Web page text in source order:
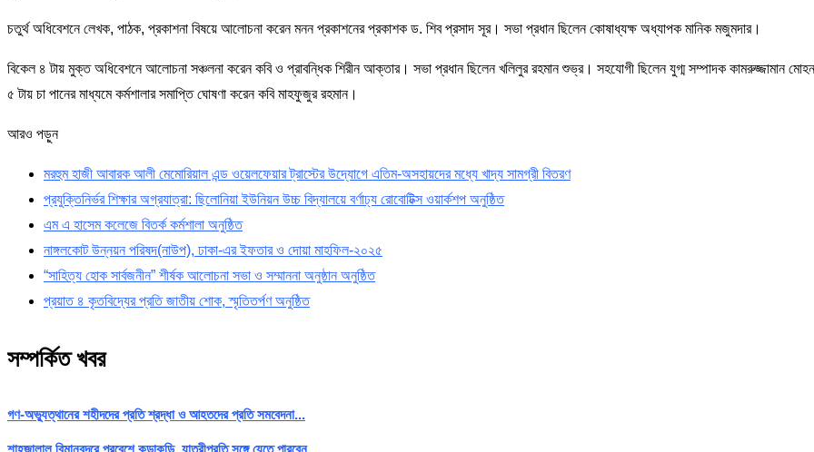
চতুর্থ অধিবেশনে লেখক, পাঠক, প্রকাশনা বিষয়ে আলোচনা করেন মনন প্রকাশনের প্রকাশক ড. শিব প্রসাদ সূর। সভা প্রধান ছিলেন কোষাধ্যক্ষ অধ্যাপক মানিক মজুমদার।
বিকেল ৪ টায় মুক্ত অধিবেশনে আলোচনা সঞ্চলনা করেন কবি ও প্রাবন্ধিক শিরীন আক্তার। সভা প্রধান ছিলেন খলিলুর রহমান শুভ্র। সহযোগী ছিলেন যুগ্ম সম্পাদক কামরুজ্জামান
৫ টায় চা পানের মাধ্যমে কর্মশালার সমাপ্তি ঘোষণা করেন কবি মাহফুজুর রহমান।
আরও পড়ুন
মরহুম হাজী আবারক আলী মেমোরিয়াল এন্ড ওয়েলফেয়ার ট্রাস্টের উদ্যোগে এতিম-অসহায়দের মধ্যে খাদ্য সামগ্রী বিতরণ
প্রযুক্তিনির্ভর শিক্ষার অগ্রযাত্রা: ছিলোনিয়া ইউনিয়ন উচ্চ বিদ্যালয়ে বর্ণাঢ্য রোবোটিক্স ওয়ার্কশপ অনুষ্ঠিত
এম এ হাসেম কলেজে বিতর্ক কর্মশালা অনুষ্ঠিত
নাঙ্গলকোট উন্নয়ন পরিষদ(নাউপ), ঢাকা-এর ইফতার ও দোয়া মাহফিল-২০২৫
“সাহিত্য হোক সার্বজনীন” শীর্ষক আলোচনা সভা ও সম্মাননা অনুষ্ঠান অনুষ্ঠিত
প্রয়াত ৪ কৃতবিদ্যের প্রতি জাতীয় শোক, স্মৃতিতর্পণ অনুষ্ঠিত
সম্পর্কিত খবর
গণ-অভ্যুত্থানের শহীদদের প্রতি শ্রদ্ধা ও আহতদের প্রতি সমবেদনা...